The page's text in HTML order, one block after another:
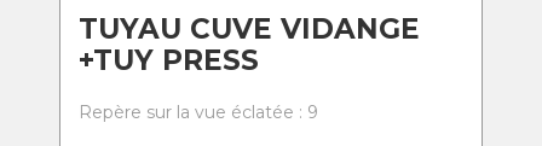
TUYAU CUVE VIDANGE
+TUY PRESS
Repère sur la vue éclatée : 9